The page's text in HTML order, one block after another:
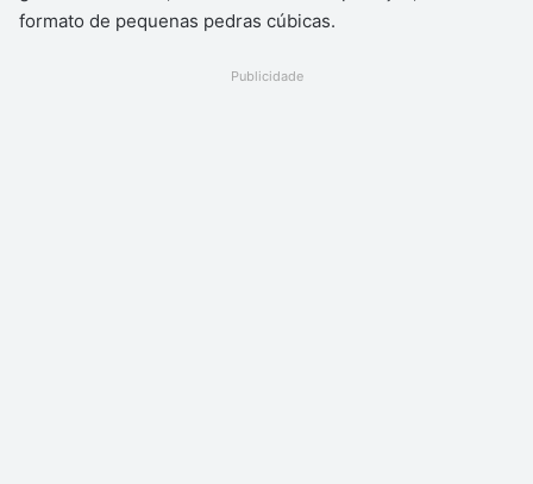
formato de pequenas pedras cúbicas.
Publicidade